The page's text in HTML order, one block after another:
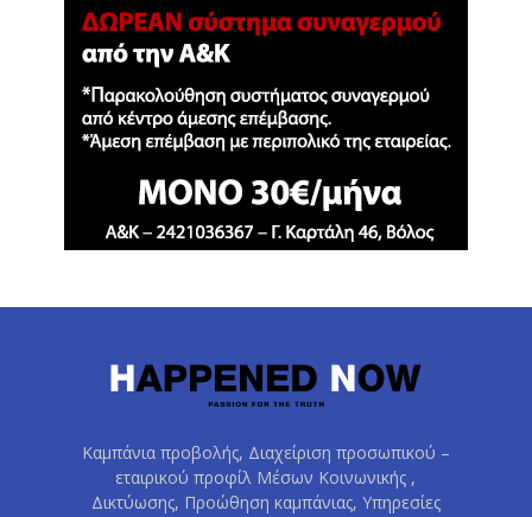
Καμπάνια προβολής, Διαχείριση προσωπικού –
εταιρικού προφίλ Μέσων Κοινωνικής ,
Δικτύωσης, Προώθηση καμπάνιας, Υπηρεσίες